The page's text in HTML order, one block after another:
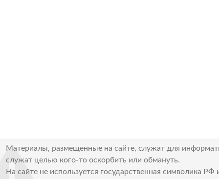
Материалы, размещенные на сайте, служат для
служат целью кого-то оскорбить или обмануть.
На сайте не используется государственная символика РФ